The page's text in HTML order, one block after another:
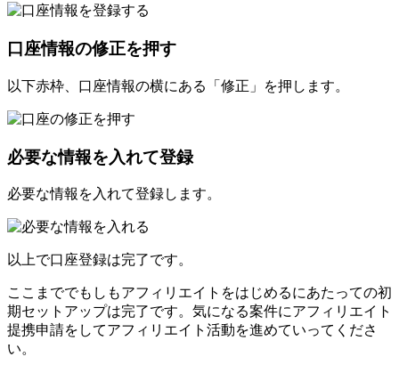
口座情報の修正を押す
以下赤枠、口座情報の横にある「修正」を押します。
必要な情報を入れて登録
必要な情報を入れて登録します。
以上で口座登録は完了です。
ここまででもしもアフィリエイトをはじめるにあたっての初
期セットアップは完了です。気になる案件にアフィリエイト
提携申請をしてアフィリエイト活動を進めていってくださ
い。